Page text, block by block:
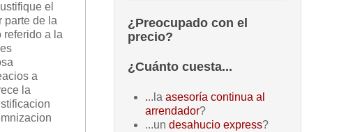
el
parte de la
referido a la
a
la
¿Preocupado con el
precio?
¿Cuánto cuesta...
...la asesoría continua al
arrendador?
...un desahucio express?